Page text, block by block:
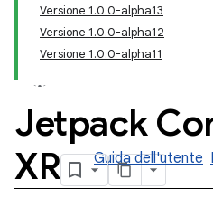
Versione 1.0.0-alpha13
Versione 1.0.0-alpha12
Versione 1.0.0-alpha11
Jetpack
XR
Guida dell'utente